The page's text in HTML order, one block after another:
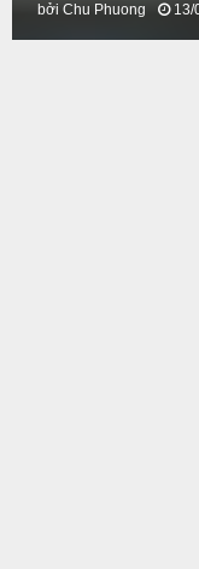
bởi Chu Phuong 13/